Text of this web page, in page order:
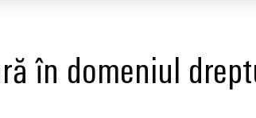
în domeniul